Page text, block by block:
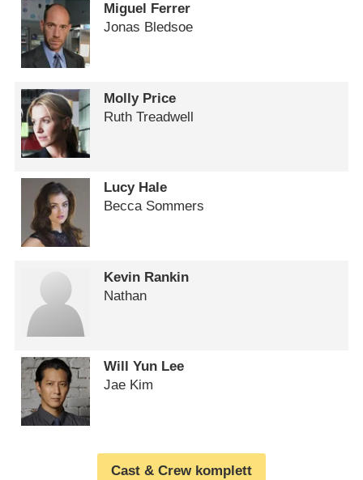
Miguel Ferrer
Jonas Bledsoe
Molly Price
Ruth Treadwell
Lucy Hale
Becca Sommers
Kevin Rankin
Nathan
Will Yun Lee
Jae Kim
Cast & Crew komplett